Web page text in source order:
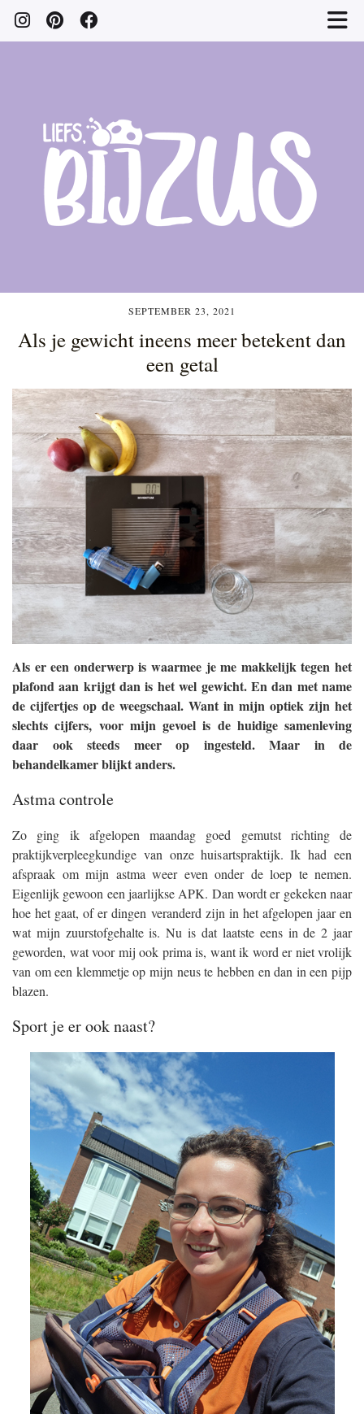
SEPTEMBER 23, 2021
Als je gewicht ineens meer betekent dan
een getal
Als er een onderwerp is waarmee je me makkelijk tegen het
plafond aan krijgt dan is het wel gewicht. En dan met name
de cijfertjes op de weegschaal. Want in mijn optiek zijn het
slechts cijfers, voor mijn gevoel is de huidige samenleving
daar ook steeds meer op ingesteld. Maar in de
behandelkamer blijkt anders.
Astma controle
Zo ging ik afgelopen maandag goed gemutst richting de
praktijkverpleegkundige van onze huisartspraktijk. Ik had een
afspraak om mijn astma weer even onder de loep te nemen.
Eigenlijk gewoon een jaarlijkse APK. Dan wordt er gekeken naar
hoe het gaat, of er dingen veranderd zijn in het afgelopen jaar en
wat mijn zuurstofgehalte is. Nu is dat laatste eens in de 2 jaar
geworden, wat voor mij ook prima is, want ik word er niet vrolijk
van om een klemmetje op mijn neus te hebben en dan in een pijp
blazen.
Sport je er ook naast?